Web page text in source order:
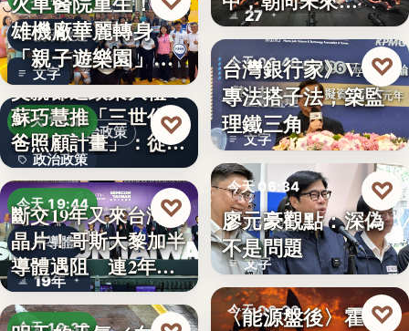
親子旅遊
文字
雄機廠華麗轉身
「親子遊樂園」
開幕首日…
政治政策
今天 19:49
政治政策
50%
父親節送政策大禮！
蘇巧慧推「三世代爸
爸照顧計畫」：從準
爸…
♡
今天 19:44
半導體
19年
斷交19年又來台灣找
晶片！哥斯大黎加半
導體遇阻 連2年
參…
♡
27
今天 06:40
金融監理
文字
台灣銀行家》VASP
專法搭子法，築監
理鐵三角
♡
今天 06:34
法律觀點
文字
廖元豪觀點：深偽
不是問題
♡
今天 06:30
〈能源盤後〉霍爾
♡